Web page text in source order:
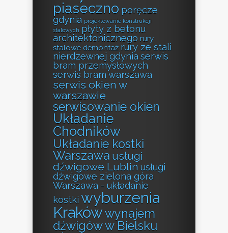
piaseczno poręcze
gdynia projektowanie konstrukcji
stalowych płyty z betonu
architektonicznego rury
stalowe demontaż rury ze stali
nierdzewnej gdynia serwis
bram przemysłowych
serwis bram warszawa
serwis okien w
warszawie
serwisowanie okien
Układanie
Chodników
Układanie kostki
Warszawa usługi
dźwigowe Lublin usługi
dźwigowe zielona góra
Warszawa - układanie
kostki wyburzenia
Krakówwynajem
dźwigów w Bielsku